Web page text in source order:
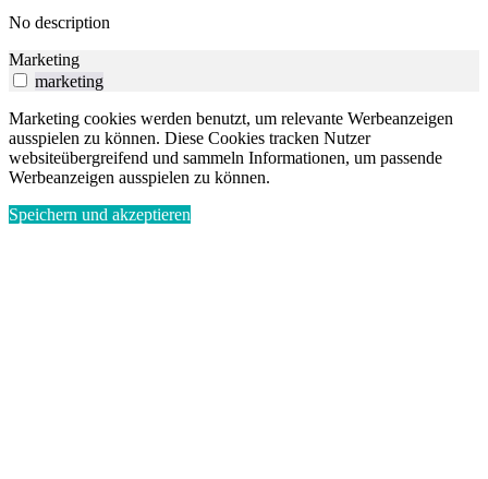
No description
Marketing
marketing
Marketing cookies werden benutzt, um relevante Werbeanzeigen
ausspielen zu können. Diese Cookies tracken Nutzer
websiteübergreifend und sammeln Informationen, um passende
Werbeanzeigen ausspielen zu können.
Speichern und akzeptieren